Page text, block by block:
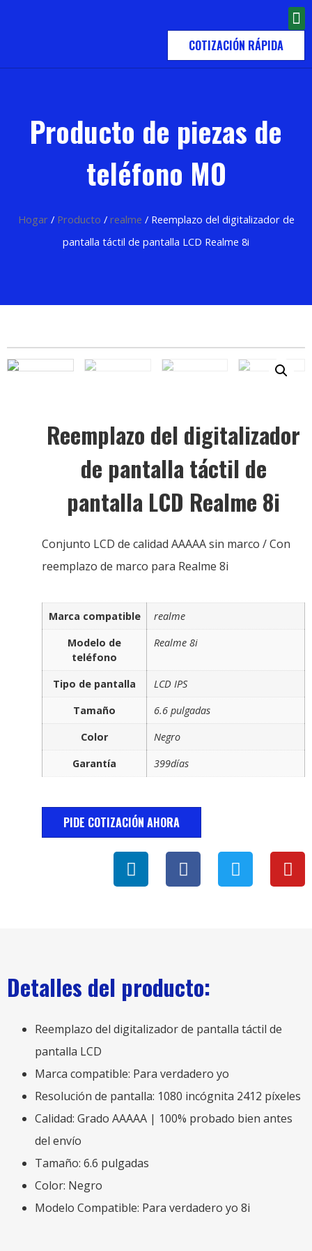
COTIZACIÓN RÁPIDA
Producto de piezas de
teléfono MO
Hogar/ Producto / realme / Reemplazo del digitalizador de
pantalla táctil de pantalla LCD Realme 8i
Reemplazo del digitalizador
de pantalla táctil de
pantalla LCD Realme 8i
Conjunto LCD de calidad AAAAA sin marco / Con
reemplazo de marco para Realme 8i
Marca compatible
realme
Modelo de
teléfono
Realme 8i
Tipo de pantalla
LCD IPS
Tamaño
6.6 pulgadas
Color
Negro
Garantía
399días
PIDE COTIZACIÓN AHORA
Detalles del producto:
Reemplazo del digitalizador de pantalla táctil de
pantalla LCD
Marca compatible: Para verdadero yo
Resolución de pantalla: 1080 incógnita 2412 píxeles
Calidad: Grado AAAAA | 100% probado bien antes
del envío
Tamaño: 6.6 pulgadas
Color: Negro
Modelo Compatible: Para verdadero yo 8i